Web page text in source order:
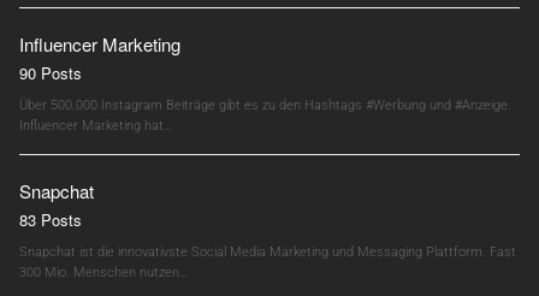
Influencer Marketing
90 Posts
Über 500.000 Instagram Beiträge gibt es zu den Hashtags #Werbung und #Anzeige.
Influencer Marketing hat…
Snapchat
83 Posts
Snapchat ist die innovativste Social Media Marketing und Messaging Plattform. Fast
300 Mio. Menschen nutzen…